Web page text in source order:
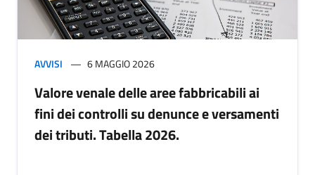
AVVISI 6 MAGGIO 2026
Valore venale delle aree fabbricabili ai
fini dei controlli su denunce e versamenti
dei tributi. Tabella 2026.